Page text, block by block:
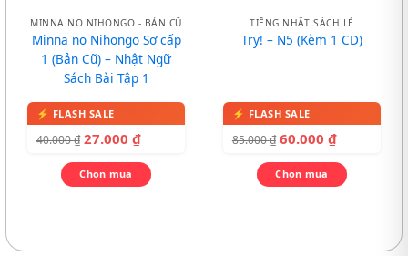
MINNA NO NIHONGO - BẢN CŨ
Minna no Nihongo Sơ cấp
1 (Bản Cũ) – Nhật Ngữ
Sách Bài Tập 1
40.000₫ 27.000 ₫
Chọn mua
TIẾNG NHẬT SÁCH LẺ
Try! – N5 (Kèm 1 CD)
85.000₫ 60.000 ₫
Chọn mua